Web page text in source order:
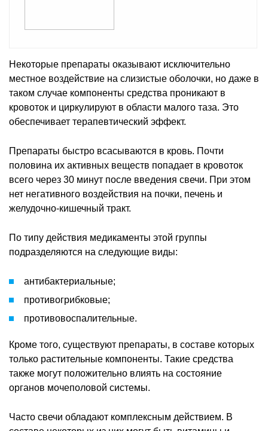
Некоторые препараты оказывают исключительно
местное воздействие на слизистые оболочки, но даже в
таком случае компоненты средства проникают в
кровоток и циркулируют в области малого таза. Это
обеспечивает терапевтический эффект.
Препараты быстро всасываются в кровь. Почти
половина их активных веществ попадает в кровоток
всего через 30 минут после введения свечи. При этом
нет негативного воздействия на почки, печень и
желудочно-кишечный тракт.
По типу действия медикаменты этой группы
подразделяются на следующие виды:
антибактериальные;
противогрибковые;
противовоспалительные.
Кроме того, существуют препараты, в составе которых
только растительные компоненты. Такие средства
также могут положительно влиять на состояние
органов мочеполовой системы.
Часто свечи обладают комплексным действием. В